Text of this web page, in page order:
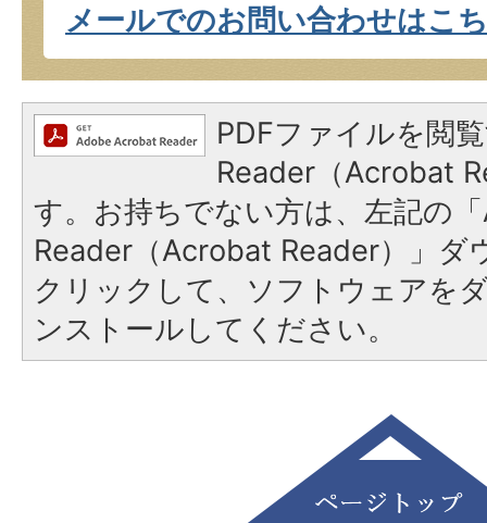
メールでのお問い合わせはこ
PDFファイルを閲
Reader（Acrobat
す。お持ちでない方は、左記の
Reader（Acrobat Reader）」ダ
クリックして、ソフトウェアを
ンストールしてください。